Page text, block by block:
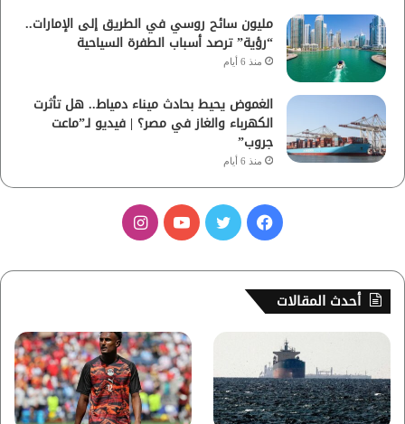
مليون سائح روسي في الطريق إلى الإمارات..
“رؤية” ترصد أسباب الطفرة السياحية
منذ 6 أيام
الغموض يحيط بحادث ميناء دمياط.. هل تأثرت
الكهرباء والغاز في مصر؟ | فيديو لـ”ماعت
جروب”
منذ 6 أيام
س
ب
ك
ي
و
ب
ت
ق
ر
أحدث المقالات